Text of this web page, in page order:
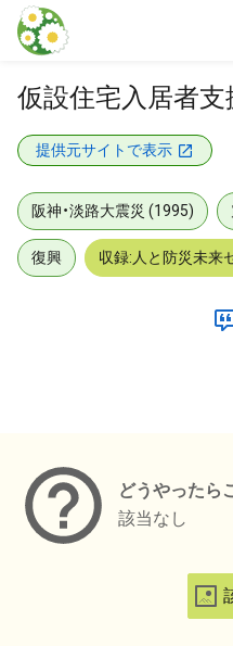
本文に飛ぶ
仮設住宅入居者支
提供元サイトで表示
阪神・淡路大震災 (1995)
復興 収録:人と防災未
どうやったら
該当なし